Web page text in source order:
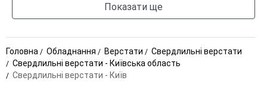
Показати ще
Головна Обладнання Верстати
Свердлильні верстати
Свердлильні верстати - Київська область
Свердлильні верстати - Київ